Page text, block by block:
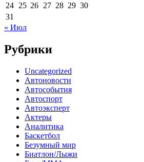
24 25 26 27 28 29 30
31
« Июл
Рубрики
Uncategorized
Автоновости
Автособытия
Автоспорт
Автоэксперт
Актеры
Аналитика
Баскетбол
Безумный мир
Биатлон/Лыжи